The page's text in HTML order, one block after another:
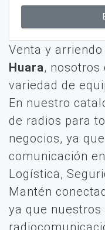
Venta y arriendo
Huara, nosotros
variedad de
En nuestro
de radios para
negocios, ya
comunicación
Logística,
Mantén
ya que nuestros